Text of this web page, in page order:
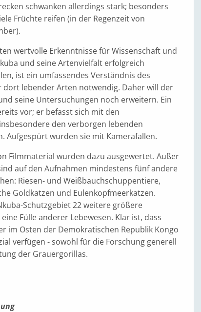
schwanken allerdings stark; besonders
Früchte reifen (in der Regenzeit von
wertvolle Erkenntnisse für Wissenschaft und
und seine Artenvielfalt erfolgreich
ist ein umfassendes Verständnis des
dort lebender Arten notwendig. Daher will der
seine Untersuchungen noch erweitern. Ein
vor; er befasst sich mit den
den verborgen lebenden
Aufgespürt wurden sie mit Kamerafallen.
Filmmaterial wurden dazu ausgewertet. Außer
auf den Aufnahmen mindestens fünf andere
Riesen- und Weißbauchschuppentiere,
Goldkatzen und Eulenkopfmeerkatzen.
Schutzgebiet 22 weitere größere
Fülle anderer Lebewesen. Klar ist, dass
im Osten der Demokratischen Republik Kongo
verfügen - sowohl für die Forschung generell
der Grauergorillas.